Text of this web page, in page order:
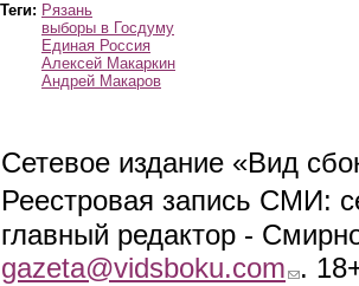
Теги: Рязань
выборы в Госдуму
Единая Россия
Алексей Макаркин
Андрей Макаров
Сетевое издание «Вид
Реестровая запись СМИ:
главный редактор -
gazeta@vidsboku.com (link sends e-
.